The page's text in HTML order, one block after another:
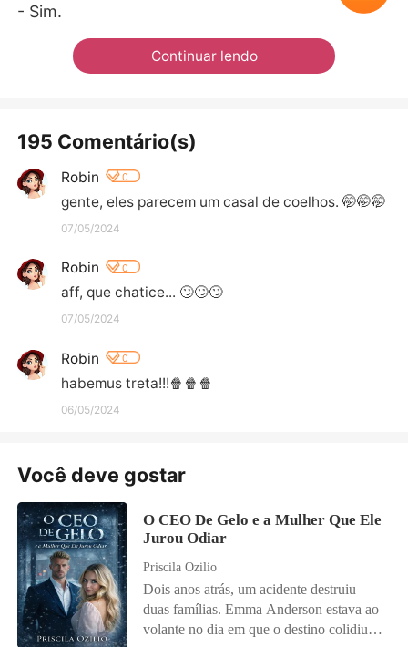
- Sim.
Continuar lendo
195 Comentário(s)
Robin 0
gente, eles parecem um casal de coelhos. 🤭🤭🤭
07/05/2024
Robin 0
aff, que chatice... 🙄🙄🙄
07/05/2024
Robin 0
habemus treta!!!🍿🍿🍿
06/05/2024
Você deve gostar
O CEO De Gelo e a Mulher Que Ele
Jurou Odiar
Priscila Ozilio
Dois anos atrás, um acidente destruiu
duas famílias. Emma Anderson estava ao
volante no dia em que o destino colidiu